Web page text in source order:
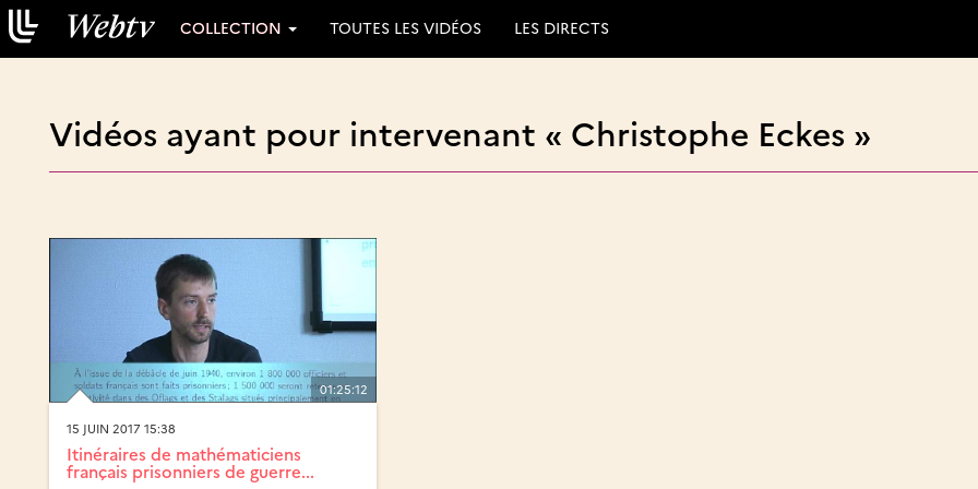
COLLECTION TOUTES LES VIDÉOS LES DIRECTS
Vidéos ayant pour intervenant « Christophe Eckes »
01:25:12
15 JUIN 2017 15:38
Itinéraires de mathématiciens
français prisonniers de guerre...